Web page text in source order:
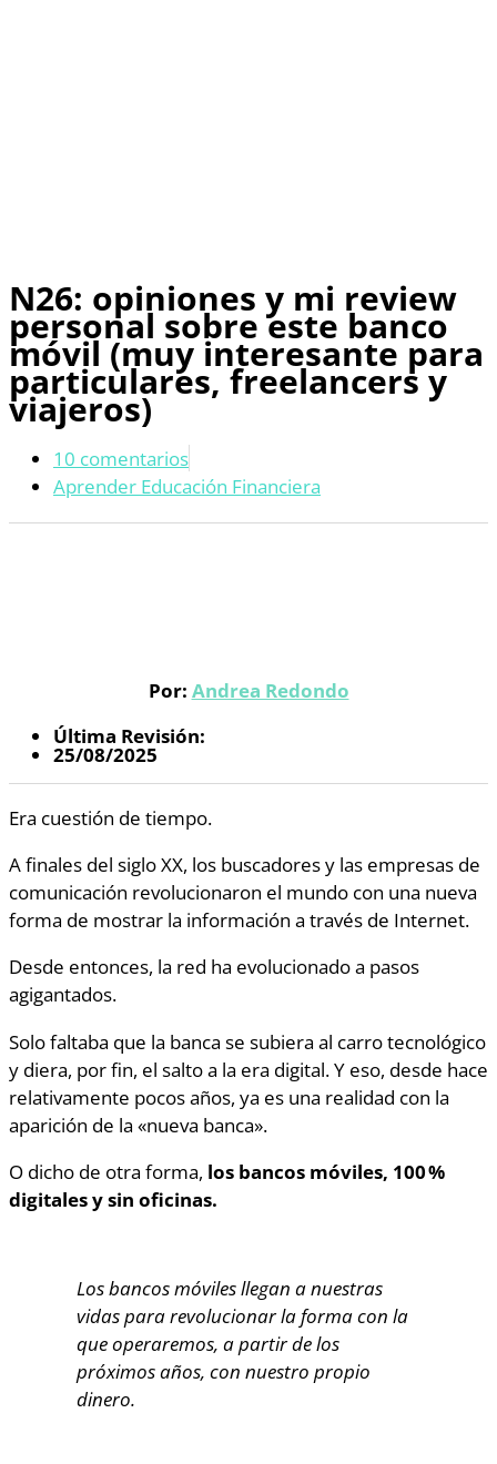
N26: opiniones y mi review
personal sobre este banco
móvil (muy interesante para
particulares, freelancers y
viajeros)
10 comentarios
Aprender Educación Financiera
Por: Andrea Redondo
Última Revisión:
25/08/2025
Era cuestión de tiempo.
A finales del siglo XX, los buscadores y las empresas de
comunicación revolucionaron el mundo con una nueva
forma de mostrar la información a través de Internet.
Desde entonces, la red ha evolucionado a pasos
agigantados.
Solo faltaba que la banca se subiera al carro tecnológico
y diera, por fin, el salto a la era digital. Y eso, desde hace
relativamente pocos años, ya es una realidad con la
aparición de la «nueva banca».
O dicho de otra forma, los bancos móviles, 100 %
digitales y sin oficinas.
Los bancos móviles llegan a nuestras
vidas para revolucionar la forma con la
que operaremos, a partir de los
próximos años, con nuestro propio
dinero.